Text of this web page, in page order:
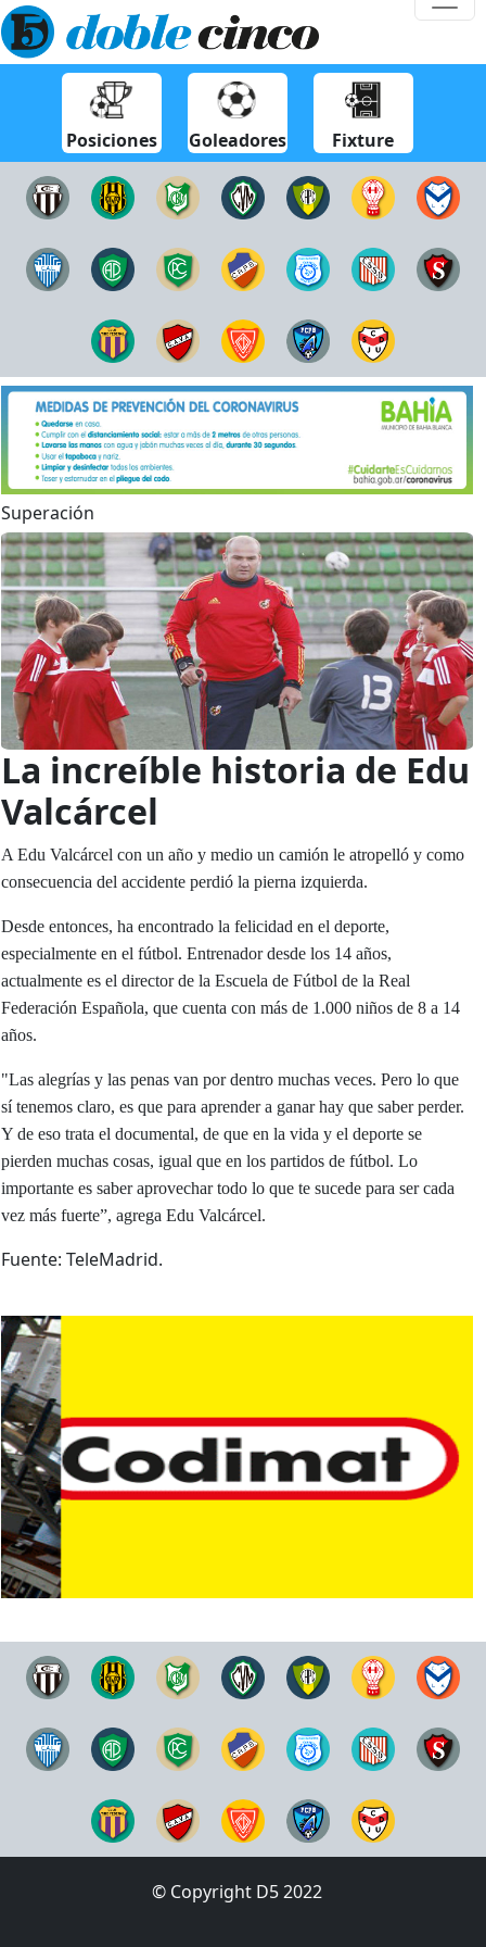
Posiciones Goleadores Fixture
Superación
La increí­ble historia de Edu
Valcárcel
A Edu Valcárcel con un año y medio un camión le atropelló y como
consecuencia del accidente perdió la pierna izquierda.
Desde entonces, ha encontrado la felicidad en el deporte,
especialmente en el fútbol. Entrenador desde los 14 años,
actualmente es el director de la Escuela de Fútbol de la Real
Federación Española, que cuenta con más de 1.000 niños de 8 a 14
años.
"Las alegrías y las penas van por dentro muchas veces. Pero lo que
sí tenemos claro, es que para aprender a ganar hay que saber perder.
Y de eso trata el documental, de que en la vida y el deporte se
pierden muchas cosas, igual que en los partidos de fútbol. Lo
importante es saber aprovechar todo lo que te sucede para ser cada
vez más fuerte”, agrega Edu Valcárcel.
Fuente: TeleMadrid.
© Copyright D5 2022